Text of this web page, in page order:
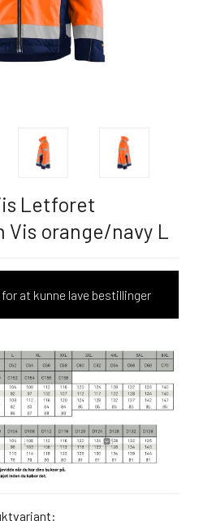
Letforet
orange/navy L
at kunne lave bestillinger